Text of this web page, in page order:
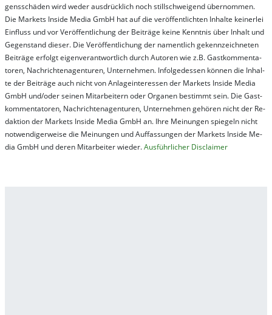
gens­schä­den wird we­der aus­drück­lich noch stil­lschwei­gend über­nom­men.
Die Mar­kets In­side Me­dia GmbH hat auf die ver­öf­fent­lich­ten In­hal­te kei­ner­lei
Ein­fluss und vor Ver­öf­fent­lich­ung der Bei­trä­ge kei­ne Ken­nt­nis über In­halt und
Ge­gen­stand die­ser. Die Ver­öf­fent­lich­ung der na­ment­lich ge­kenn­zeich­net­en
Bei­trä­ge er­folgt ei­gen­ver­ant­wort­lich durch Au­tor­en wie z.B. Gast­kom­men­ta­
tor­en, Nach­richt­en­ag­en­tur­en, Un­ter­neh­men. In­fol­ge­des­sen kön­nen die In­hal­
te der Bei­trä­ge auch nicht von An­la­ge­in­te­res­sen der Mar­kets In­side Me­dia
GmbH und/oder sei­nen Mit­ar­bei­tern oder Or­ga­nen be­stim­mt sein. Die Gast­
kom­men­ta­tor­en, Nach­rich­ten­ag­en­tur­en, Un­ter­neh­men ge­hör­en nicht der Re­
dak­tion der Mar­kets In­side Me­dia GmbH an. Ihre Mei­nung­en spie­geln nicht
not­wen­di­ger­wei­se die Mei­nung­en und Auf­fas­sung­en der Mar­kets In­side Me­
dia GmbH und de­ren Mit­ar­bei­ter wie­der.Aus­führ­lich­er Dis­clai­mer